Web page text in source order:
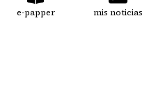
e-papper mis noticias